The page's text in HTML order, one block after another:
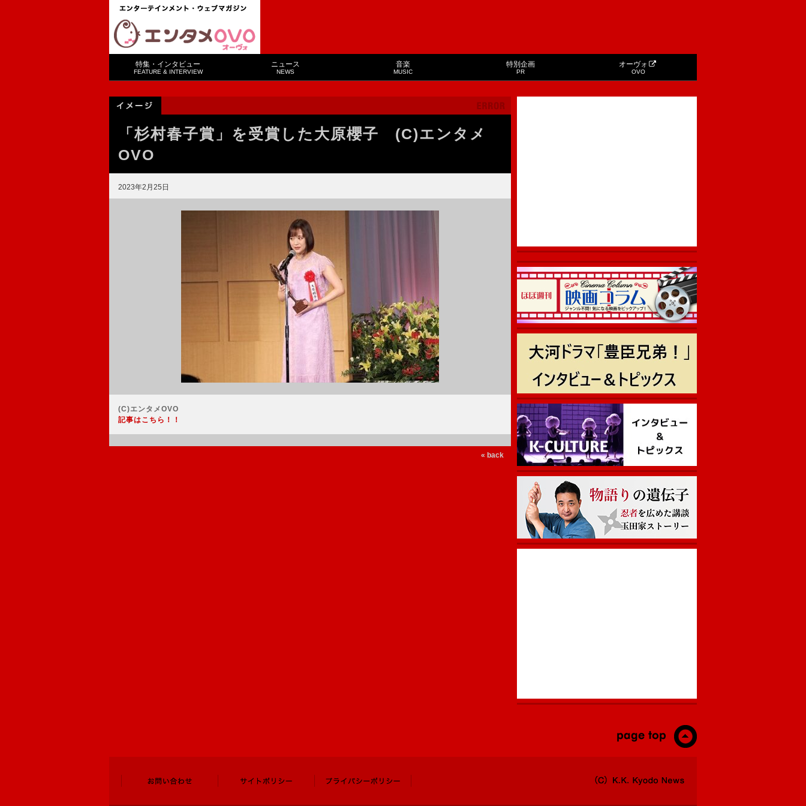
特集・インタビュー
FEATURE & INTERVIEW
ニュース
NEWS
音楽
MUSIC
特別企画
PR
オーヴォ
OVO
「杉村春子賞」を受賞した大原櫻子 (C)エンタメ
OVO
2023年2月25日
(C)エンタメOVO
記事はこちら！！
« back